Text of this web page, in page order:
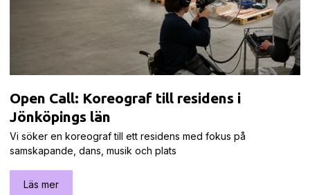
Open Call: Koreograf till residens i
Jönköpings län
Vi söker en koreograf till ett residens med fokus på
samskapande, dans, musik och plats
Läs mer